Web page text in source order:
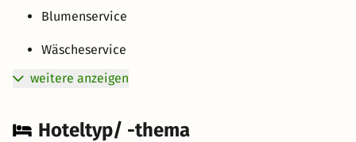
Blumenservice
Wäscheservice
weitere anzeigen
Hoteltyp/ -thema